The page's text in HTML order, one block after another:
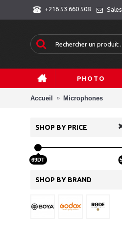
+216 53 660 508
PHOTO
Accueil Microphones
SHOP BY PRICE
69DT
SHOP BY BRAND